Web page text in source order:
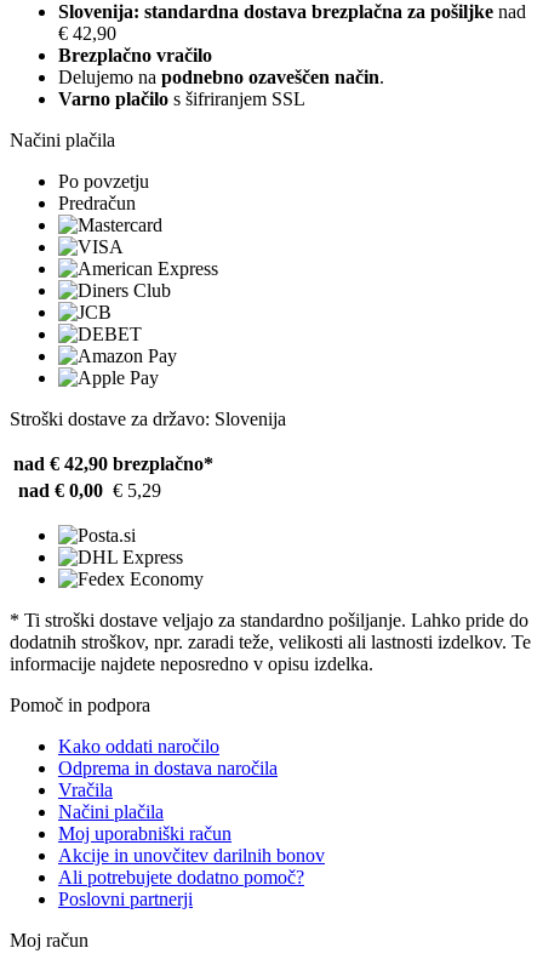
Slovenija: standardna dostava brezplačna za pošiljke nad
€ 42,90
Brezplačno vračilo
Delujemo na podnebno ozaveščen način.
Varno plačilo s šifriranjem SSL
Načini plačila
Po povzetju
Predračun
Stroški dostave za državo: Slovenija
nad € 42,90 brezplačno*
nad € 0,00 € 5,29
* Ti stroški dostave veljajo za standardno pošiljanje. Lahko pride do
dodatnih stroškov, npr. zaradi teže, velikosti ali lastnosti izdelkov. Te
informacije najdete neposredno v opisu izdelka.
Pomoč in podpora
Kako oddati naročilo
Odprema in dostava naročila
Vračila
Načini plačila
Moj uporabniški račun
Akcije in unovčitev darilnih bonov
Ali potrebujete dodatno pomoč?
Poslovni partnerji
Moj račun